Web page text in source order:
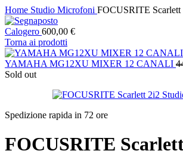
Home Studio Microfoni FOCUSRITE Scarlett
Calogero 600,00 €
Torna ai prodotti
YAMAHA MG12XU MIXER 12 CANALI
Sold out
Spedizione rapida in 72 ore
FOCUSRITE